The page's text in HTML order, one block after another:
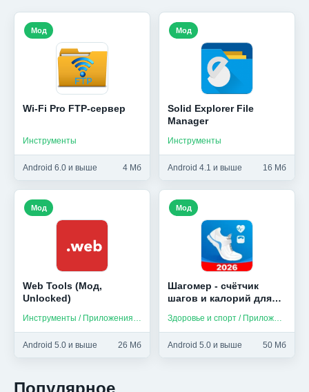
Wi-Fi Pro FTP-сервер
Инструменты
Android 6.0 и выше 4 Мб
Мод
Solid Explorer File
Manager
Инструменты
Android 4.1 и выше 16 Мб
Мод
Web Tools (Мод,
Unlocked)
Инструменты / Приложения на русском
Android 5.0 и выше 26 Мб
Мод
Шагомер - счётчик
шагов и калорий для
Unlocked)
Здоровье и спорт / Приложения на русском
Android 5.0 и выше 50 Мб
Мод
Популярное